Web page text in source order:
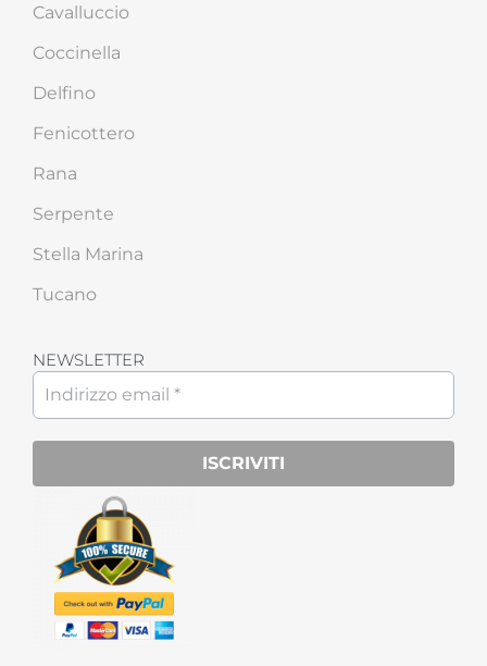
Cavalluccio
Coccinella
Delfino
Fenicottero
Rana
Serpente
Stella Marina
Tucano
NEWSLETTER